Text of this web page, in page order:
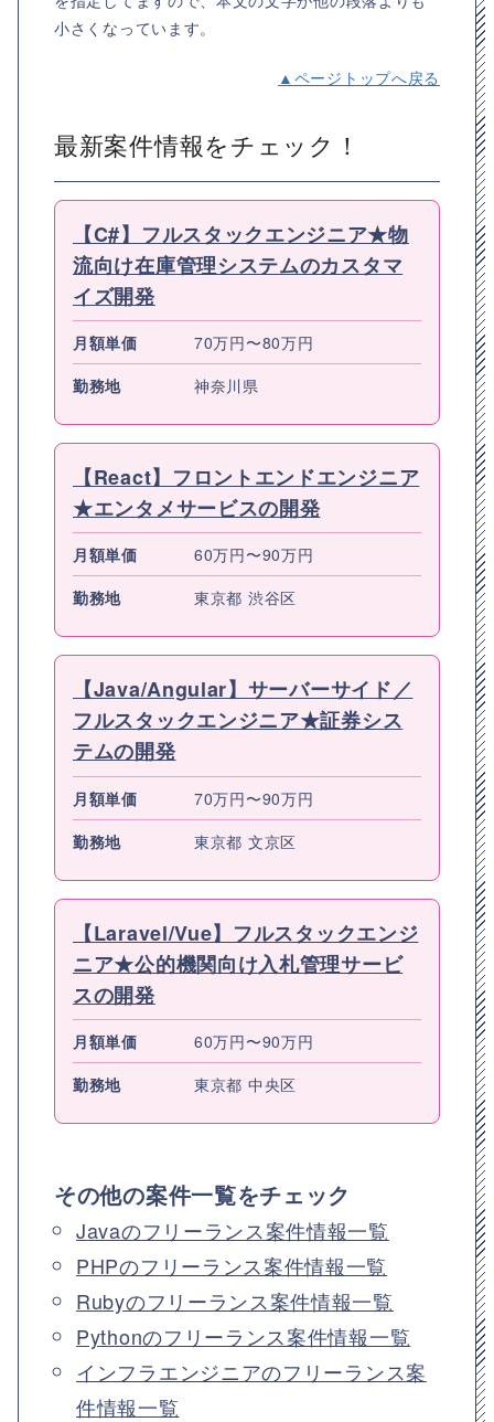
小さくなっています。
▲ページトップへ戻る
最新案件情報をチェック！
【C#】フルスタックエンジニア★物
流向け在庫管理システムのカスタマ
イズ開発
月額単価
70万円〜80万円
勤務地
神奈川県
【React】フロントエンドエンジニア
★エンタメサービスの開発
月額単価
60万円〜90万円
勤務地
東京都 渋谷区
【Java/Angular】サーバーサイド／
フルスタックエンジニア★証券シス
テムの開発
月額単価
70万円〜90万円
勤務地
東京都 文京区
【Laravel/Vue】フルスタックエンジ
ニア★公的機関向け入札管理サービ
スの開発
月額単価
60万円〜90万円
勤務地
東京都 中央区
その他の案件一覧をチェック
Javaのフリーランス案件情報一覧
PHPのフリーランス案件情報一覧
Rubyのフリーランス案件情報一覧
Pythonのフリーランス案件情報一覧
インフラエンジニアのフリーランス案
件情報一覧